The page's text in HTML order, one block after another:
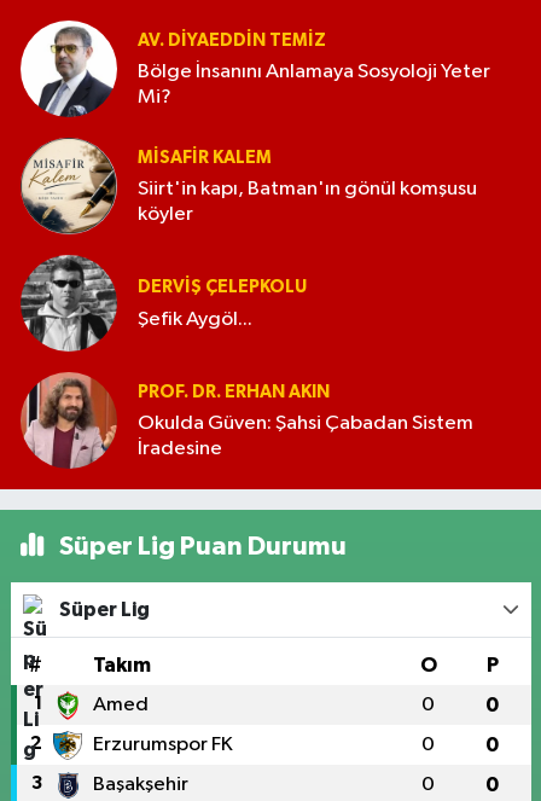
AV. DIYAEDDIN TEMIZ
Bölge İnsanını Anlamaya Sosyoloji Yeter
Mi?
MISAFIR KALEM
Siirt'in kapı, Batman'ın gönül komşusu
köyler
DERVIŞ ÇELEPKOLU
Şefik Aygöl...
PROF. DR. ERHAN AKIN
Okulda Güven: Şahsi Çabadan Sistem
İradesine
Süper Lig Puan Durumu
Süper Lig
# Takım O P
1 Amed 0 0
2 Erzurumspor FK 0 0
3 Başakşehir 0 0